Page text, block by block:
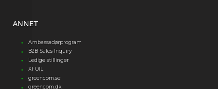
ANNET
Ambassadørprogram
B2B Sales Inquiry
Ledige stillinger
XFOIL
greencom.se
greencom.dk